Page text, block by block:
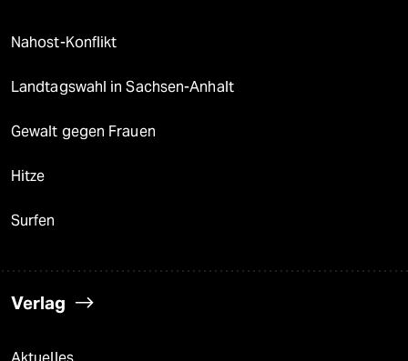
Nahost-Konflikt
Landtagswahl in Sachsen-Anhalt
Gewalt gegen Frauen
Hitze
Surfen
Verlag